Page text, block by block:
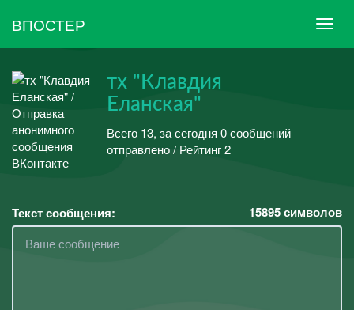
ВПОСТЕР
тх "Клавдия
Еланская"
Всего 13, за сегодня 0 сообщений
отправлено / Рейтинг 2
Текст сообщения: 15895символов